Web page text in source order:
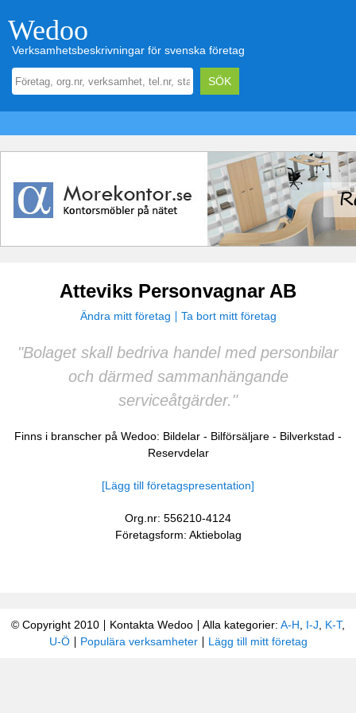
Wedoo
Verksamhetsbeskrivningar för svenska företag
Atteviks Personvagnar AB
Ändra mitt företag Ta bort mitt företag
"Bolaget skall bedriva handel med personbilar
och därmed sammanhängande
serviceåtgärder."
Finns i branscher på Wedoo: Bildelar - Bilförsäljare - Bilverkstad -
Reservdelar
[Lägg till företagspresentation]
Org.nr: 556210-4124
Företagsform: Aktiebolag
© Copyright 2010 Kontakta Wedoo Alla kategorier: A-H I-J K-T,
U-Ö
Populära verksamheter Lägg till mitt företag